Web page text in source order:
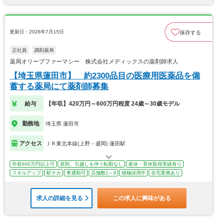
更新日：2026年7月15日 保存する
正社員 調剤薬局
薬局オリーブファーマシー 株式会社メディックスの薬剤師求人
【埼玉県蓮田市】 約2300品目の医療用医薬品を備
蓄する薬局にて薬剤師募集
給与 【年収】420万円～600万円程度 24歳～30歳モデル
勤務地 埼玉県 蓮田市
アクセス ＪＲ東北本線(上野－盛岡) 蓮田駅
年収600万円以上可 原則、引越しを伴う転勤なし
産休・育休取得実績有り
スキルアップ
駅チカ 車通勤可 店舗数1～9 積極採用中 在宅業務あり
求人の詳細を見る この求人に興味がある